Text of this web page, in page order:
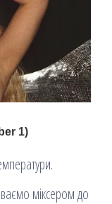
міксером до